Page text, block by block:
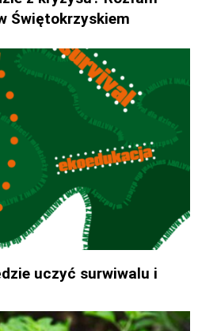
Świętokrzyskiem
uczyć surwiwalu i